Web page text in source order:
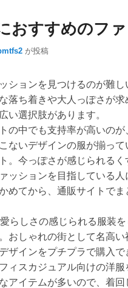
おすすめのフ
が投稿
ションを見つけるのが難
落ち着きや大人っぽさが
い選択肢があります。
の中でも支持率が高いの
ないデザインの服が揃っ
。今っぽさが感じられる
ッションを目指している
めてから、通販サイトで
らしさの感じられる服装
おしゃれの街として名高
ザインをプチプラで購入
ィスカジュアル向けの洋
アイテムが多いので、着回